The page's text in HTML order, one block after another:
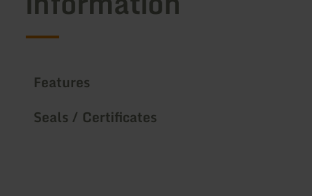
Features
Seals / Certificates